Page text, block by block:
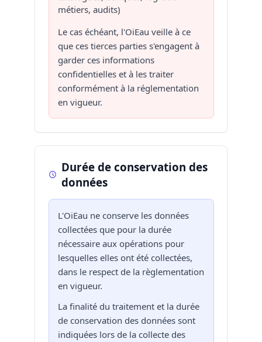
métiers, audits)
Le cas échéant, l'OiEau veille à ce
que ces tierces parties s'engagent à
garder ces informations
confidentielles et à les traiter
conformément à la réglementation
en vigueur.
Durée de conservation des
données
L'OiEau ne conserve les données
collectées que pour la durée
nécessaire aux opérations pour
lesquelles elles ont été collectées,
dans le respect de la règlementation
en vigueur.
La finalité du traitement et la durée
de conservation des données sont
indiquées lors de la collecte des